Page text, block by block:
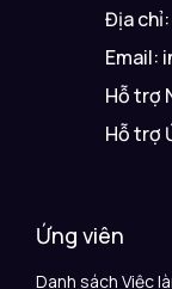
Địa chỉ:
Email:
Hỗ trợ
Hỗ trợ
Ứng viên
Danh sách Việc